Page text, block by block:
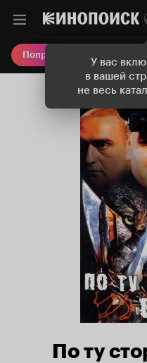
У вас
в вашей
не весь
Попробовать Плюс
По ту